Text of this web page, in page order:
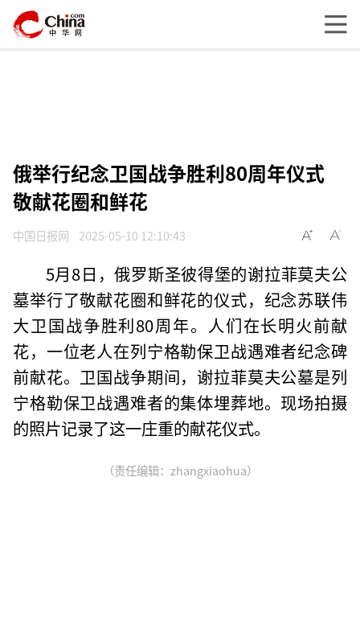
俄举行纪念卫国战争胜利80周年仪式
敬献花圈和鲜花
中国日报网 2025-05-10 12:10:43
5月8日，俄罗斯圣彼得堡的谢拉菲莫夫公
墓举行了敬献花圈和鲜花的仪式，纪念苏联伟
大卫国战争胜利80周年。人们在长明火前献
花，一位老人在列宁格勒保卫战遇难者纪念碑
前献花。卫国战争期间，谢拉菲莫夫公墓是列
宁格勒保卫战遇难者的集体埋葬地。现场拍摄
的照片记录了这一庄重的献花仪式。
（责任编辑：zhangxiaohua）